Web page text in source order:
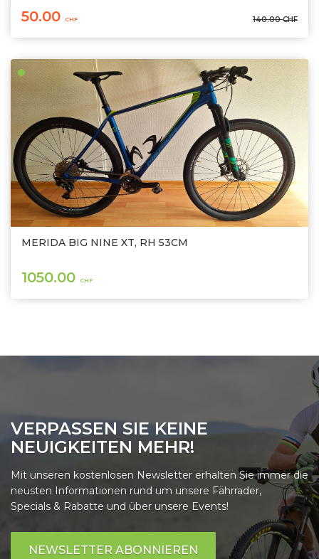
50.00 CHF 140.00 CHF
MERIDA BIG NINE XT, RH 53CM
1050.00 CHF
VERPASSEN SIE KEINE
NEUIGKEITEN MEHR!
Mit unseren kostenlosen Newsletter erhalten Sie immer die
neusten Informationen rund um unsere Fährrader,
Specials & Rabatte und über unsere Events!
NEWSLETTER ABONNIEREN